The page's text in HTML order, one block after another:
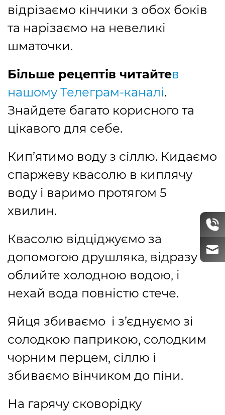
відрізаємо кінчики з обох боків
та нарізаємо на невеликі
шматочки.
Більше рецептів читайтев
нашому Телеграм-каналі.
Знайдете багато корисного та
цікавого для себе.
Кип’ятимо воду з сіллю. Кидаємо
спаржеву квасолю в киплячу
воду і варимо протягом 5
хвилин.
Квасолю відціджуємо за
допомогою друшляка, відразу
облийте холодною водою, і
нехай вода повністю стече.
Яйця збиваємо і з’єднуємо зі
солодкою паприкою, солодким
чорним перцем, сіллю і
збиваємо вінчиком до піни.
На гарячу сковорідку